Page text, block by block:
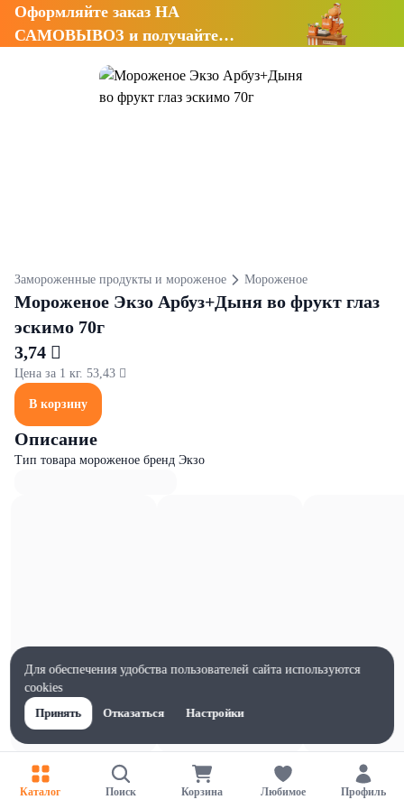
Оформляйте заказ НА
САМОВЫВОЗ и получайте
Замороженные продукты и мороженое Мороженое
Мороженое Экзо Арбуз+Дыня во фрукт глаз
эскимо 70г
3,74 
Цена за 1 кг. 53,43 
В корзину
Описание
Тип товара мороженое бренд Экзо
Характеристики
Ширина, мм
Каталог Поиск Корзина Любимое Профиль
Для обеспечения удобства пользователей сайта используются
cookies
Принять
Отказаться Настройки